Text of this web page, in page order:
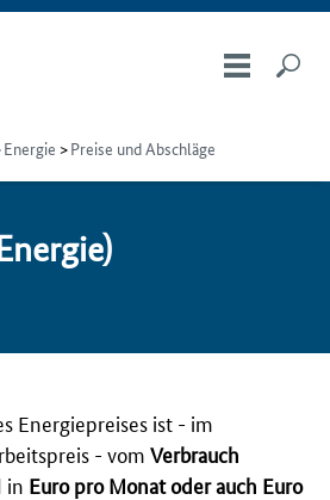
Energie Preise und Abschläge
Energiepreises ist - im
- vomVerbrauch
in Euro pro Monat oder auch Euro